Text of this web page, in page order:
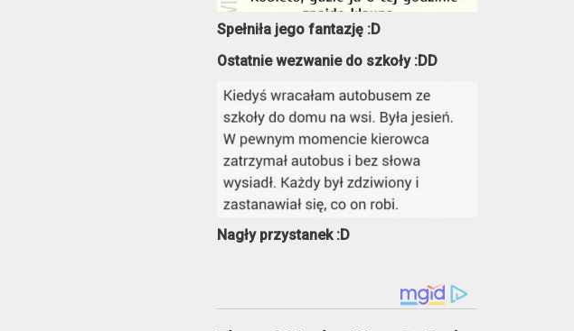
Spełniła jego fantazję :D
Ostatnie wezwanie do szkoły :DD
Nagły przystanek :D